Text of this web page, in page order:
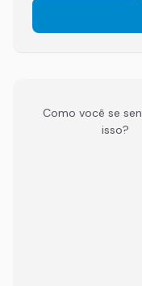
Como você se
isso?